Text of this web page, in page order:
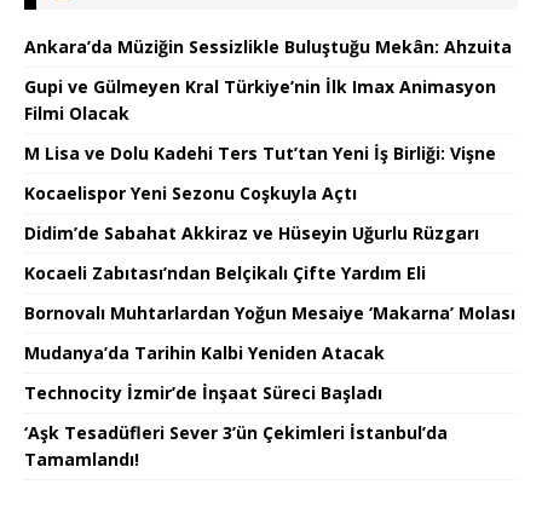
Ankara’da Müziğin Sessizlikle Buluştuğu Mekân: Ahzuita
Gupi ve Gülmeyen Kral Türkiye’nin İlk Imax Animasyon
Filmi Olacak
M Lisa ve Dolu Kadehi Ters Tut’tan Yeni İş Birliği: Vişne
Kocaelispor Yeni Sezonu Coşkuyla Açtı
Didim’de Sabahat Akkiraz ve Hüseyin Uğurlu Rüzgarı
Kocaeli Zabıtası’ndan Belçikalı Çifte Yardım Eli
Bornovalı Muhtarlardan Yoğun Mesaiye ‘Makarna’ Molası
Mudanya’da Tarihin Kalbi Yeniden Atacak
Technocity İzmir’de İnşaat Süreci Başladı
‘Aşk Tesadüfleri Sever 3’ün Çekimleri İstanbul’da
Tamamlandı!